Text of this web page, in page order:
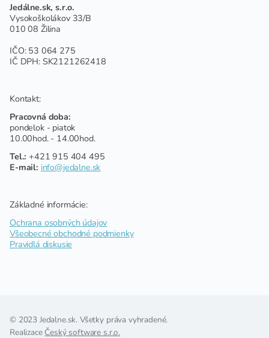
Jedálne.sk, s.r.o.
Vysokoškolákov 33/B
010 08 Žilina
IČO: 53 064 275
IČ DPH: SK2121262418
Kontakt:
Pracovná doba:
pondelok - piatok
10.00hod. - 14.00hod.
Tel.: +421 915 404 495
E-mail: info@jedalne.sk
Základné informácie:
Ochrana osobných údajov
Všeobecné obchodné podmienky
Pravidlá diskusie
© 2023 Jedalne.sk. Všetky práva vyhradené.
Realizace Český software s.r.o.